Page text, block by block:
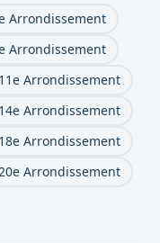
Arrondissement
Arrondissement
Arrondissement
Arrondissement
Arrondissement
Arrondissement